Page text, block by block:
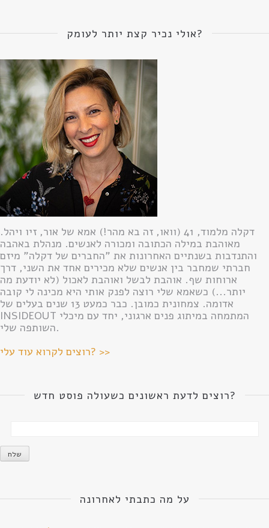
אולי נכיר קצת יותר לעומק?
דקלה מלמוד, 41 (וואו, זה בא מהר!) אמא של אור, זיו ויהל.
מאוהבת במילה הכתובה ומכורה לאנשים. מנהלת באהבה
והתנדבות בשנתיים האחרונות את "החברים של דקלה" מיזם
חברתי שמחבר בין אנשים שלא מכירים אחד את השני, דרך
ארוחות שף. אוהבת לבשל ואוהבת לאכול (לא יודעת מה
יותר...) כשאמא שלי רוצה לפנק אותי היא מכינה לי קובה
אדומה. צמחונית כמובן. כבר כמעט 13 שנים בעלים של
INSIDEOUT המתמחה במיתוג פנים ארגוני, יחד עם מיכלי
השותפה שלי.
רוצים לקרוא עוד עלי? >>
רוצים לדעת ראשונים כשעולה פוסט חדש?
על מה כתבתי לאחרונה